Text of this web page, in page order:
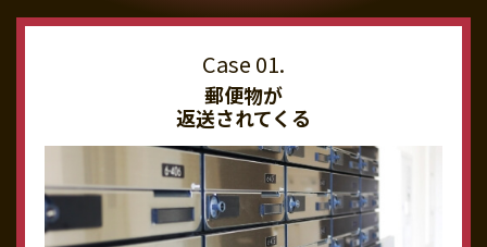
郵便物が
返送されてくる